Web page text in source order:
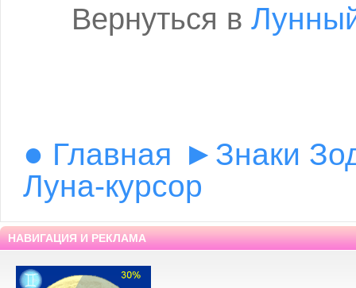
Вернуться в
● Главная ▸ Знаки
Луна-курсор
НАВИГАЦИЯ И РЕКЛАМА